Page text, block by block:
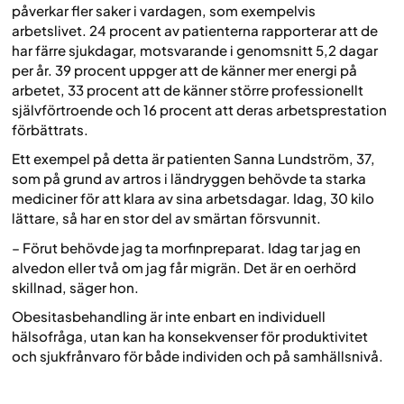
påverkar fler saker i vardagen, som exempelvis
arbetslivet. 24 procent av patienterna rapporterar att de
har färre sjukdagar, motsvarande i genomsnitt 5,2 dagar
per år. 39 procent uppger att de känner mer energi på
arbetet, 33 procent att de känner större professionellt
självförtroende och 16 procent att deras arbetsprestation
förbättrats.
Ett exempel på detta är patienten Sanna Lundström, 37,
som på grund av artros i ländryggen behövde ta starka
mediciner för att klara av sina arbetsdagar. Idag, 30 kilo
lättare, så har en stor del av smärtan försvunnit.
– Förut behövde jag ta morfinpreparat. Idag tar jag en
alvedon eller två om jag får migrän. Det är en oerhörd
skillnad, säger hon.
Obesitasbehandling är inte enbart en individuell
hälsofråga, utan kan ha konsekvenser för produktivitet
och sjukfrånvaro för både individen och på samhällsnivå.